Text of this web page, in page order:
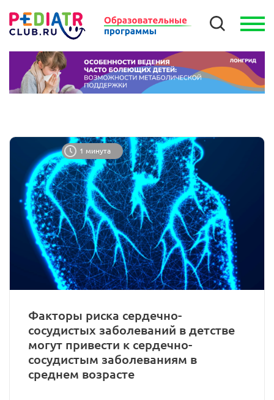
1 минута
Факторы риска сердечно-
сосудистых заболеваний в детстве
могут привести к сердечно-
сосудистым заболеваниям в
среднем возрасте